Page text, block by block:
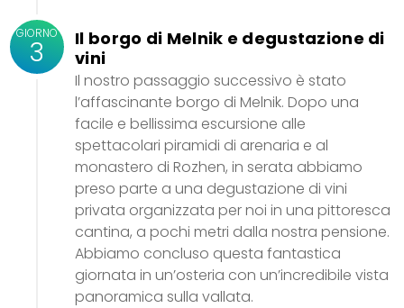
GIORNO
3
Il borgo di Melnik e degustazione di
vini
Il nostro passaggio successivo è stato
l’affascinante borgo di Melnik. Dopo una
facile e bellissima escursione alle
spettacolari piramidi di arenaria e al
monastero di Rozhen, in serata abbiamo
preso parte a una degustazione di vini
privata organizzata per noi in una pittoresca
cantina, a pochi metri dalla nostra pensione.
Abbiamo concluso questa fantastica
giornata in un’osteria con un’incredibile vista
panoramica sulla vallata.